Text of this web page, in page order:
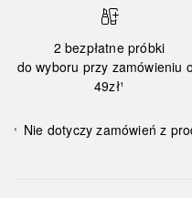
2 bezpłatne próbki
do wyboru przy zamówieniu
49zł¹
¹ Nie dotyczy zamówień z